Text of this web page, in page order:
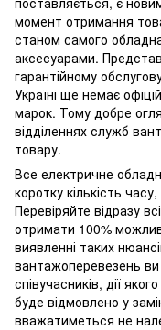
момент отримання
станом самого
аксесуарами.
гарантійному
Україні ще немає
марок. Тому добре
відділеннях служб
товару.
Все електричне
коротку кількість
Перевіряйте відразу
отримати 100%
виявленні таких
вантажоперевезень
співучасників, дії
буде відмовлено у
вважатиметься не